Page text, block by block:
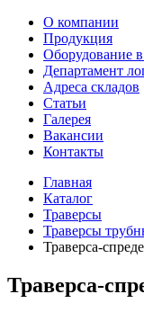
О компании
Продукция
Оборудование
Департамент
Адреса складов
Статьи
Галерея
Вакансии
Контакты
Главная
Каталог
Траверсы
Траверсы
Траверса-
Траверса-